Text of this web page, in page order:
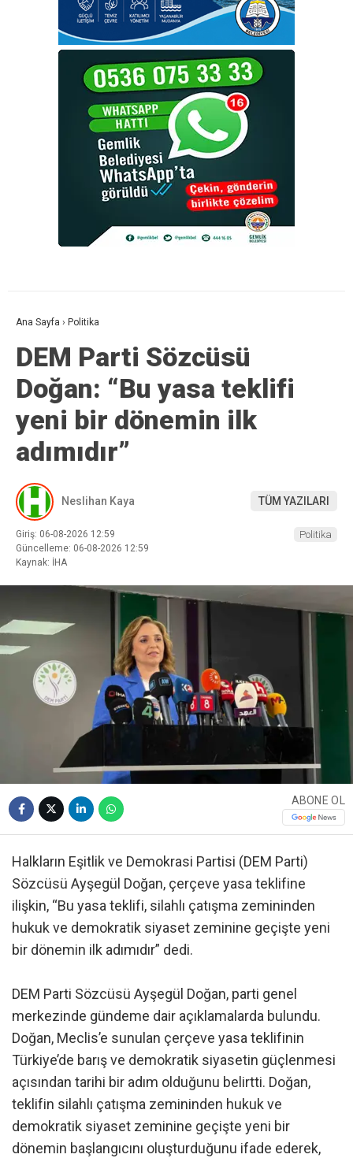
Ana Sayfa › Politika
DEM Parti Sözcüsü
Doğan: “Bu yasa teklifi
yeni bir dönemin ilk
adımıdır”
Neslihan Kaya TÜM YAZILARI
Giriş: 06-08-2026 12:59
Güncelleme: 06-08-2026 12:59
Kaynak: İHA
Politika
ABONE OL
Halkların Eşitlik ve Demokrasi Partisi (DEM Parti)
Sözcüsü Ayşegül Doğan, çerçeve yasa teklifine
ilişkin, “Bu yasa teklifi, silahlı çatışma zemininden
hukuk ve demokratik siyaset zeminine geçişte yeni
bir dönemin ilk adımıdır” dedi.
DEM Parti Sözcüsü Ayşegül Doğan, parti genel
merkezinde gündeme dair açıklamalarda bulundu.
Doğan, Meclis’e sunulan çerçeve yasa teklifinin
Türkiye’de barış ve demokratik siyasetin güçlenmesi
açısından tarihi bir adım olduğunu belirtti. Doğan,
teklifin silahlı çatışma zemininden hukuk ve
demokratik siyaset zeminine geçişte yeni bir
dönemin başlangıcını oluşturduğunu ifade ederek,